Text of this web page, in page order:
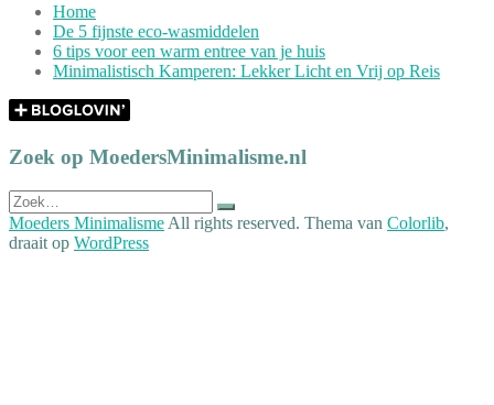
Home
De 5 fijnste eco-wasmiddelen
6 tips voor een warm entree van je huis
Minimalistisch Kamperen: Lekker Licht en Vrij op Reis
Zoek op MoedersMinimalisme.nl
Zoek
naar:
Moeders Minimalisme All rights reserved. Thema van Colorlib,
draait op WordPress